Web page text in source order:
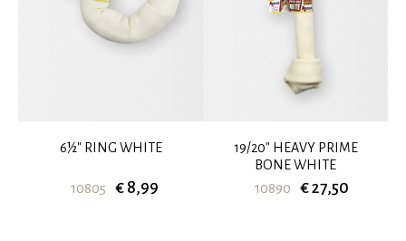
6½" RING WHITE
10805 € 8,99
19/20" HEAVY PRIME
BONE WHITE
10890 € 27,50